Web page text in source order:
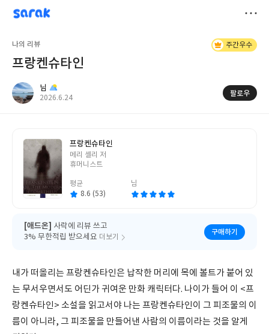
sarak
님
저
장
나의 리뷰 주간우수
프랑켄슈타인
님
작
2026.6.24
팔로우
프랑켄슈타인
글
쓴
메리 셸리 저
휴머니스트
평균
8.6 (53)
님
[애드온] 사락에 리뷰 쓰고
3% 무한적립 받으세요 더보기
구매하기
내가 떠올리는 프랑켄슈타인은 납작한 머리에 목에 볼트가 붙어 있
는 무서우면서도 어딘가 귀여운 만화 캐릭터다. 나이가 들어 이 <프
랑켄슈타인> 소설을 읽고서야 나는 프랑켄슈타인이 그 피조물의 이
름이 아니라, 그 피조물을 만들어낸 사람의 이름이라는 것을 알게